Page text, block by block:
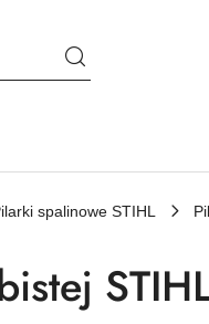
spalinowe STIHL